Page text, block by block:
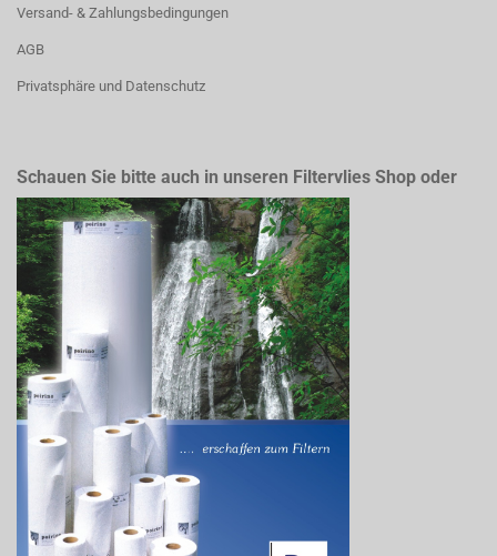
Versand- & Zahlungsbedingungen
AGB
Privatsphäre und Datenschutz
Schauen Sie bitte auch in unseren Filtervlies Shop oder